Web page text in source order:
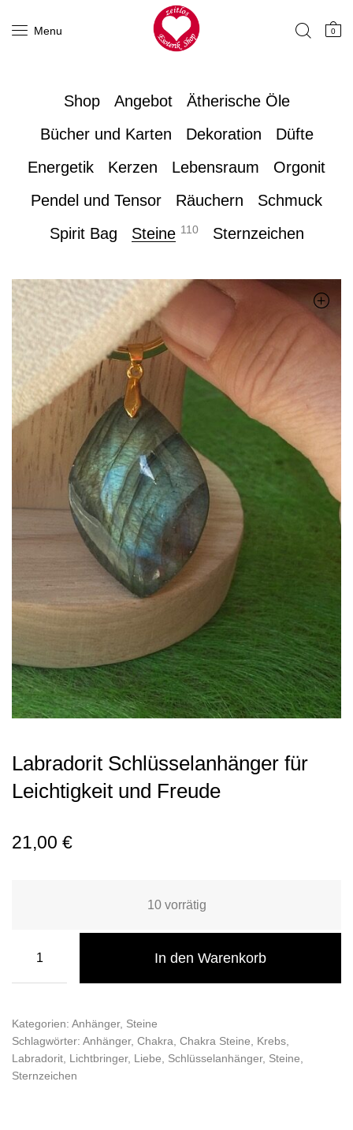
Menu 0
Shop Angebot
Ätherische Öle
Bücher und Karten
Dekoration
Düfte
Energetik
Kerzen Lebensraum
Orgonit
Pendel und Tensor
Räuchern
Schmuck
Spirit Bag
Steine 110 Sternzeichen
Labradorit Schlüsselanhänger für
Leichtigkeit und Freude
21,00 €
10 vorrätig
In den Warenkorb
Kategorien: Anhänger, Steine
Schlagwörter: Anhänger, Chakra, Chakra Steine, Krebs,
Labradorit, Lichtbringer, Liebe, Schlüsselanhänger, Steine,
Sternzeichen